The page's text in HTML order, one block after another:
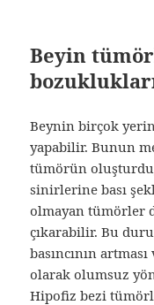
Beyin
Beynin birçok
yapabilir. Bunun
tümörün
sinirlerine bası
olmayan tümörler
çıkarabilir. Bu
basıncının
olarak olumsuz
Hipofiz bezi